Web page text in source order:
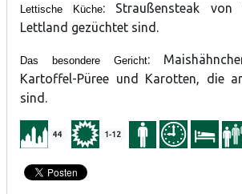
Lettische Küche: Straußensteak
Lettland gezüchtet sind.
Das besondere Gericht:
Kartoffel-Püree und Karotten, die
sind.
44 1-12